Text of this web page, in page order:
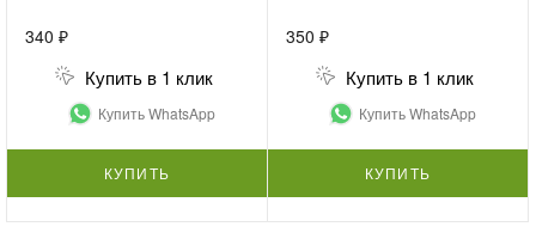
340 ₽
Купить в 1 клик
Купить WhatsApp
КУПИТЬ
350 ₽
Купить в 1 клик
Купить WhatsApp
КУПИТЬ